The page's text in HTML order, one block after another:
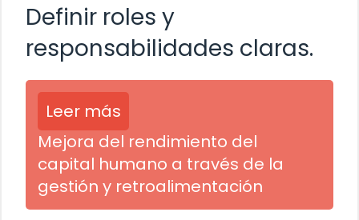
Definir roles y
responsabilidades claras.
Leer más
Mejora del rendimiento del
capital humano a través de la
gestión y retroalimentación